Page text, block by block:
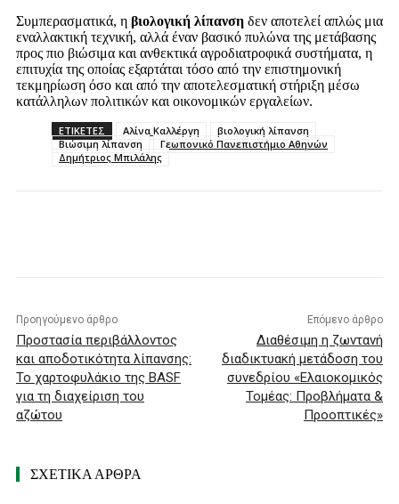
Συμπερασματικά, η βιολογική λίπανση δεν αποτελεί απλώς μια
εναλλακτική τεχνική, αλλά έναν βασικό πυλώνα της μετάβασης
προς πιο βιώσιμα και ανθεκτικά αγροδιατροφικά συστήματα, η
επιτυχία της οποίας εξαρτάται τόσο από την επιστημονική
τεκμηρίωση όσο και από την αποτελεσματική στήριξη μέσω
κατάλληλων πολιτικών και οικονομικών εργαλείων.
ΕΤΙΚΕΤΕΣ Αλίνα Καλλέργη
βιολογική λίπανση
Βιώσιμη λίπανση
Γεωπονικό Πανεπιστήμιο Αθηνών
Δημήτριος Μπιλάλης
Προηγούμενο άρθρο
Προστασία περιβάλλοντος
και αποδοτικότητα λίπανσης:
Το χαρτοφυλάκιο της BASF
για τη διαχείριση του
αζώτου
Επόμενο άρθρο
Διαθέσιμη η ζωντανή
διαδικτυακή μετάδοση του
συνεδρίου «Ελαιοκομικός
Τομέας: Προβλήματα &
Προοπτικές»
ΣΧΕΤΙΚΑ ΑΡΘΡΑ